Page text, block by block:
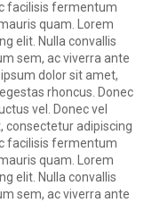
facilisis fermentum
quam. Lorem
elit. Nulla convallis
sem, ac viverra ante
dolor sit amet,
rhoncus. Donec
vel. Donec vel
consectetur adipiscing
facilisis fermentum
quam. Lorem
elit. Nulla convallis
sem, ac viverra ante